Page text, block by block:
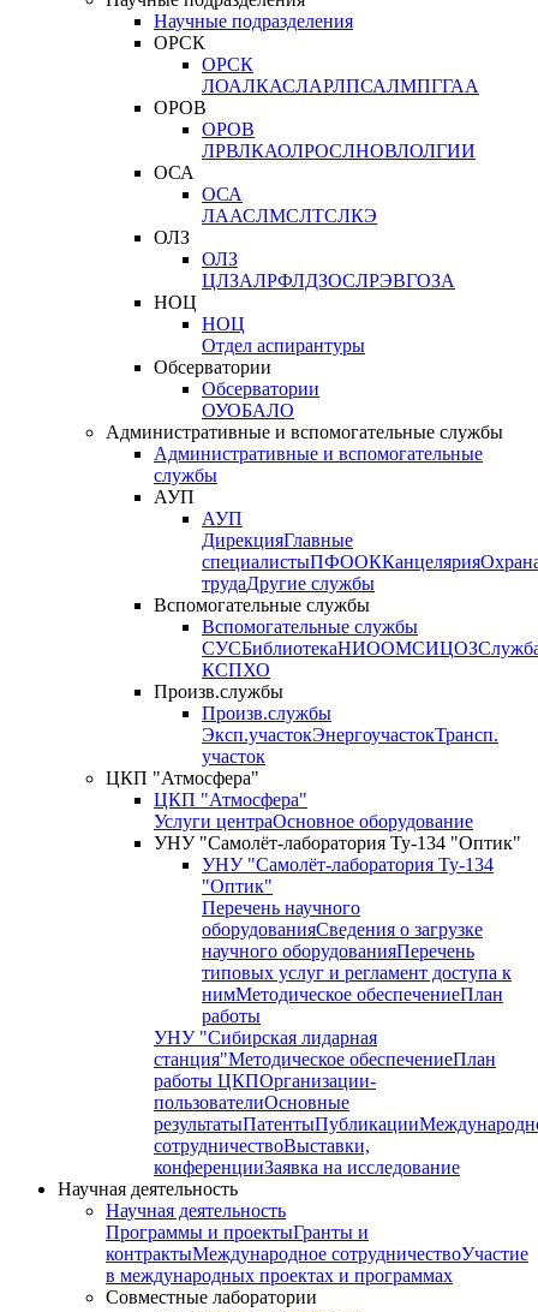
Научные подразделения
ОРСК
ОРСК
ЛОАЛКАСЛАРЛПСАЛМПГГАА
ОРОВ
ОРОВ
ЛРВЛКАОЛРОСЛНОВЛОЛГИИ
ОСА
ОСА
ЛААСЛМСЛТСЛКЭ
ОЛЗ
ОЛЗ
ЦЛЗАЛРФЛДЗОСЛРЭВГОЗА
НОЦ
НОЦ
Отдел аспирантуры
Обсерватории
Обсерватории
ОУОБАЛО
Административные и вспомогательные службы
Административные и вспомогательные
службы
АУП
АУП
ДирекцияГлавные
специалистыПФООККанцелярия
трудаДругие службы
Вспомогательные службы
Вспомогательные службы
СУСБиблиотекаНИООМСИЦОЗ
КСПХО
Произв.службы
Произв.службы
Эксп.участокЭнергоучастокТрансп.
участок
ЦКП "Атмосфера"
ЦКП "Атмосфера"
Услуги центраОсновное оборудование
УНУ "Самолёт-лаборатория Ту-134 "Оптик"
УНУ "Самолёт-лаборатория Ту-134
"Оптик"
Перечень научного
оборудованияСведения о загрузке
научного оборудованияПеречень
типовых услуг и регламент доступа к
нимМетодическое обеспечениеПлан
работы
УНУ "Сибирская лидарная
станция"Методическое обеспечениеПлан
работы ЦКПОрганизации-
пользователиОсновные
результатыПатентыПубликации
сотрудничествоВыставки,
конференцииЗаявка на исследование
Научная деятельность
Научная деятельность
Программы и проектыГранты и
контрактыМеждународное сотрудничествоУчастие
в международных проектах и программах
Совместные лаборатории